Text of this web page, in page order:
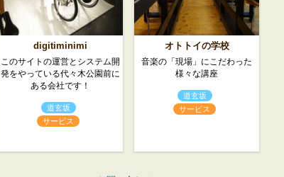
digitiminimi
このサイトの運営とシステム開
発をやっている代々木公園前に
ある会社です！
道玄坂
サービス
オトトイの学校
音楽の「現場」にこだわった
様々な講座
道玄坂
サービス